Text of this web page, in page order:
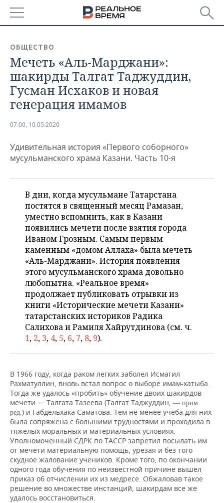
БАШКОРТОСТАН
ТАТАРСТАН
УДМУРТИЯ
НОВОСТИ
АНАЛИТИКА
НОВОСТИ АНАЛИТИКИ
ДЕКЛАРАЦИИ О ДОХОДАХ
КОРОЛИ ГОСЗАКАЗА ПФО
КОМУ ПРИНАДЛЕЖАТ
ТОРГОВЫЕ ЦЕНТРЫ
ЭКОНОМИКА
НОВОСТИ ЭКОНОМИКИ
ФИНАНСЫ
БЮДЖЕТ
ИНВЕСТИЦИИ
ПРОМЫШЛЕННОСТЬ
НОВОСТИ
ПРОМЫШЛЕННОСТИ
АГРОПРОМ
МАШИНОСТРОЕНИЕ
НЕФТЕХИМИЯ
НЕФТЬ
ОПК
ЭНЕРГЕТИКА
НЕДВИЖИМОСТЬ
НОВОСТИ АВТО
БИЗНЕС
НОВОСТИ БИЗНЕСА
РОЗНИЧНАЯ ТОРГОВЛЯ
ТРАНСПОРТ
ТЕХНОЛОГИИ
НОВОСТИ ТЕХНОЛОГИЙ
ТЕЛЕКОММУНИКАЦИИ
МЕРОПРИЯТИЯ
НОВОСТИ МЕРОПРИЯТИЙ
ВЫЕЗДНАЯ РЕДАКЦИЯ
БИЗНЕС-БРАНЧИ
ONLINE-КОНФЕРЕНЦИИ
СПОРТ
ФУТБОЛ
ХОККЕЙ
ВОЛЕЙБОЛ
КИБЕРСПОРТ
ФИГУРНОЕ КАТАНИЕ
ВОДНЫЕ ВИДЫ СПОРТА
ХОККЕЙ С МЯЧОМ
ОБЩЕСТВО
НОВОСТИ ОБЩЕСТВА
ВЛАСТЬ
ИСТОРИЯ
КУЛЬТУРА
МЕДИЦИНА
ОБРАЗОВАНИЕ
ПРОИСШЕСТВИЯ
ФОТОГАЛЕРЕЯ
СЮЖЕТЫ
СПИСОК ПЕРСОН
СПИСОК КОМПАНИЙ
ПОЛНАЯ ВЕРСИЯ
ОБЩЕСТВО
Мечеть «Аль-Марджани»:
шакирды Талгат Таджуддин,
Гусман Исхаков и новая
генерация имамов
07:00, 10.05.2020
Удивительная история «Первого соборного»
мусульманского храма Казани. Часть 10-я
В дни, когда мусульмане Татарстана
постятся в священный месяц Рамазан,
уместно вспомнить, как в Казани
появились мечети после взятия города
Иваном Грозным. Самым первым
каменным «домом Аллаха» была мечеть
«Аль-Марджани». История появления
этого мусульманского храма довольно
любопытна. «Реальное время»
продолжает публиковать отрывки из
книги «Исторические мечети Казани»
татарстанских историков Радика
Салихова и Рамиля Хайрутдинова (см. ч.
1, 2, 3, 4, 5, 6, 7, 8, 9).
В 1966 году, когда раком легких заболел Исмагил
Рахматуллин, вновь встал вопрос о выборе имам-хатыба.
Тогда же удалось «пробить» обучение двоих шакирдов
мечети — Талгата Тазеева (Талгат Таджуддин, — прим.
ред.) и Габдельхака Саматова. Тем не менее учеба для них
была сопряжена с большими трудностями и проходила в
тяжелых моральных и материальных условиях.
Уполномоченный СДРК по ТАССР запретил посылать им
от мечети материальную помощь, урезая и без того
скудное жалование учеников. Кроме того, по окончании
одного года обучения по неизвестной причине вышел
приказ об отчислении их из медресе. Обжаловав такое
решение во множестве инстанций, шакирдам все же
удалось восстановиться.